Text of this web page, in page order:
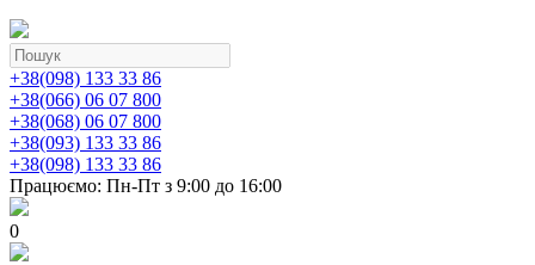
+38(098) 133 33 86
+38(066) 06 07 800
+38(068) 06 07 800
+38(093) 133 33 86
+38(098) 133 33 86
Працюємо: Пн-Пт з 9:00 до 16:00
0